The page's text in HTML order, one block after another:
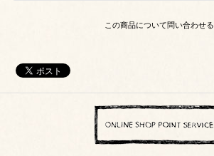
この商品について問い合わせる